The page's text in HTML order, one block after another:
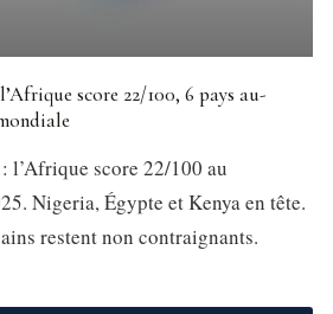
score 22/100, 6 pays au-
l’Afrique score 22/100 au
Nigeria, Égypte et Kenya en tête.
restent non contraignants.